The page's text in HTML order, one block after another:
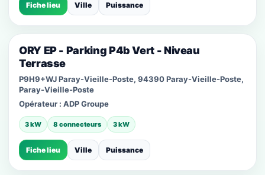
Fiche lieu Ville Puissance
ORY EP - Parking P4b Vert - Niveau
Terrasse
P9H9+WJ Paray-Vieille-Poste, 94390 Paray-Vieille-Poste,
Paray-Vieille-Poste
Opérateur : ADP Groupe
3 kW 8 connecteurs 3 kW
Fiche lieu Ville Puissance